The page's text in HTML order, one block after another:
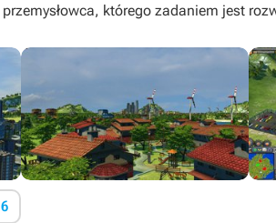
przemysłowca, którego zadaniem jest
6